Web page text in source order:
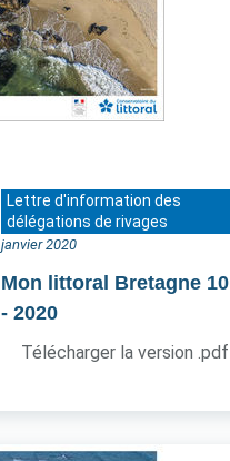
Lettre d'information des
délégations de rivages
janvier 2020
Mon littoral Bretagne 10
- 2020
Télécharger la version .pdf